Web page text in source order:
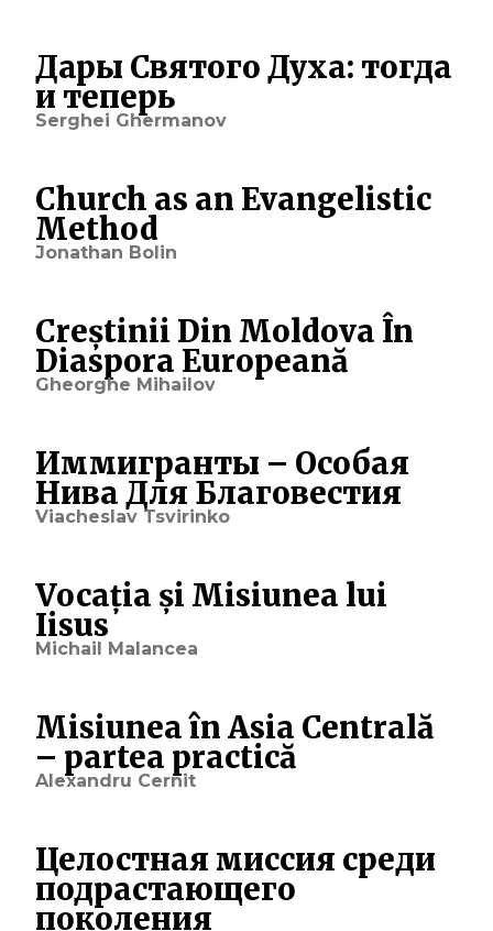
Дары Святого Духа: тогда
и теперь
Serghei Ghermanov
Church as an Evangelistic
Method
Jonathan Bolin
Creștinii Din Moldova În
Diaspora Europeană
Gheorghe Mihailov
Иммигранты – Особая
Нива Для Благовестия
Viacheslav Tsvirinko
Vocația și Misiunea lui
Iisus
Michail Malancea
Misiunea în Asia Centrală
– partea practică
Alexandru Cernit
Целостная миссия среди
подрастающего
поколения